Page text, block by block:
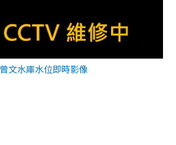
曾文水庫水位即時影像